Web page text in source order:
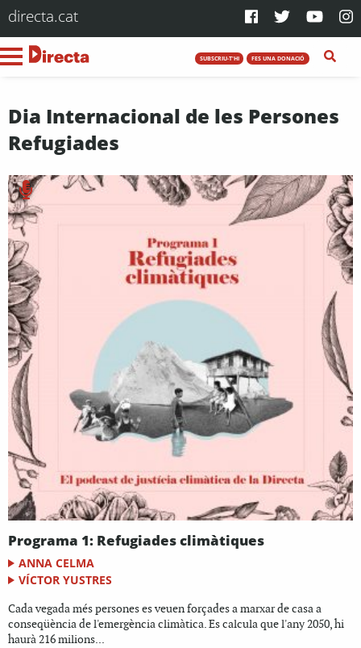
directa.cat
SUBSCRIU-T'HI FES UNA DONACIÓ
Dia Internacional de les Persones
Refugiades
Programa 1: Refugiades climàtiques
ANNA CELMA
VÍCTOR YUSTRES
Cada vegada més persones es veuen forçades a marxar de casa a
conseqüència de l'emergència climàtica. Es calcula que l'any 2050, hi
haurà 216 milions...